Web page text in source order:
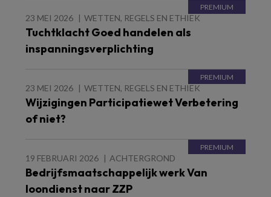
23 MEI 2026 WETTEN, REGELS EN ETHIEK
Tuchtklacht Goed handelen als
inspanningsverplichting
23 MEI 2026 WETTEN, REGELS EN ETHIEK
Wijzigingen Participatiewet Verbetering
of niet?
19 FEBRUARI 2026 ACHTERGROND
Bedrijfsmaatschappelijk werk Van
loondienst naar ZZP